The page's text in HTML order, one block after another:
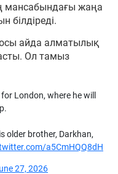
мансабындағы жаңа
білдіреді.
айда алматылық
Ол тамыз
London, where he will
older brother, Darkhan,
a5CmHQQ8dH
27, 2026